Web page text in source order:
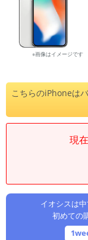
※画像はイメージです
こちらのiPhoneは
現
イオシスは
初めての
フリーワード
除外ワード
人気の検索ワード：Let's note
「スマートフォン」「タブレ
シリーズ
「iPhone」「Xperia」「
「Apple」「SONY」「SHARP
機能・特徴
商品の搭載機能による絞り込み
「5G対応」「防水」「ワンセ